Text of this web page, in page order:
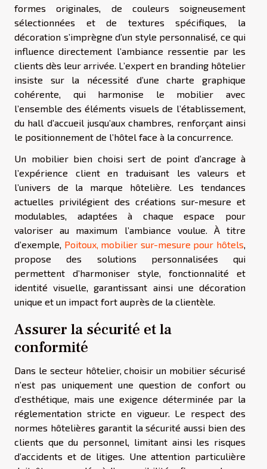
formes originales, de couleurs soigneusement
sélectionnées et de textures spécifiques, la
décoration s’imprègne d’un style personnalisé, ce qui
influence directement l’ambiance ressentie par les
clients dès leur arrivée. L’expert en branding hôtelier
insiste sur la nécessité d’une charte graphique
cohérente, qui harmonise le mobilier avec
l’ensemble des éléments visuels de l’établissement,
du hall d’accueil jusqu’aux chambres, renforçant ainsi
le positionnement de l’hôtel face à la concurrence.
Un mobilier bien choisi sert de point d’ancrage à
l’expérience client en traduisant les valeurs et
l’univers de la marque hôtelière. Les tendances
actuelles privilégient des créations sur-mesure et
modulables, adaptées à chaque espace pour
valoriser au maximum l’ambiance voulue. À titre
d’exemple, Poitoux, mobilier sur-mesure pour hôtels
propose des solutions personnalisées qui
permettent d’harmoniser style, fonctionnalité et
identité visuelle, garantissant ainsi une décoration
unique et un impact fort auprès de la clientèle.
Assurer la sécurité et la
conformité
Dans le secteur hôtelier, choisir un mobilier sécurisé
n’est pas uniquement une question de confort ou
d’esthétique, mais une exigence déterminée par la
réglementation stricte en vigueur. Le respect des
normes hôtelières garantit la sécurité aussi bien des
clients que du personnel, limitant ainsi les risques
d’accidents et de litiges. Une attention particulière